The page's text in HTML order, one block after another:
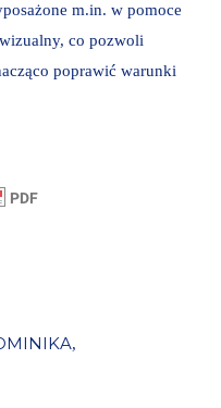
m.in. w pomoce
co pozwoli
poprawić warunki
,